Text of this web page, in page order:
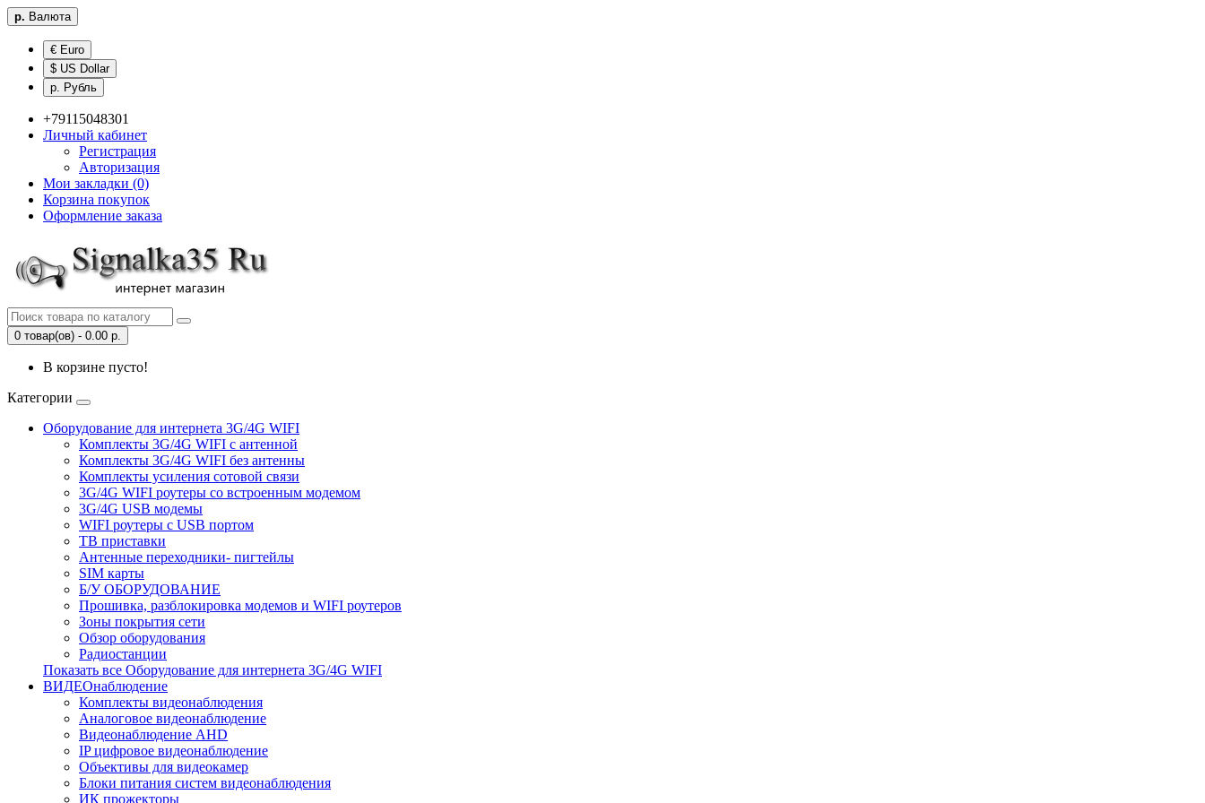
р. Валюта
€ Euro
$ US Dollar
р. Рубль
+79115048301
Личный кабинет
Регистрация
Авторизация
Мои закладки (0)
Корзина покупок
Оформление заказа
0 товар(ов) - 0.00 р.
В корзине пусто!
Категории
Оборудование для интернета 3G/4G WIFI
Комплекты 3G/4G WIFI с антенной
Комплекты 3G/4G WIFI без антенны
Комплекты усиления сотовой связи
3G/4G WIFI роутеры со встроенным модемом
3G/4G USB модемы
WIFI роутеры с USB портом
ТВ приставки
Антенные переходники- пигтейлы
SIM карты
Б/У ОБОРУДОВАНИЕ
Прошивка, разблокировка модемов и WIFI роутеров
Зоны покрытия сети
Обзор оборудования
Радиостанции
Показать все Оборудование для интернета 3G/4G WIFI
ВИДЕОнаблюдение
Комплекты видеонаблюдения
Аналоговое видеонаблюдение
Видеонаблюдение AHD
IP цифровое видеонаблюдение
Объективы для видеокамер
Блоки питания систем видеонаблюдения
ИК прожекторы